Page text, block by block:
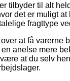
tilbyder til alt
det er muligt
fragttype
at få varerne
anelse mere
at du selv